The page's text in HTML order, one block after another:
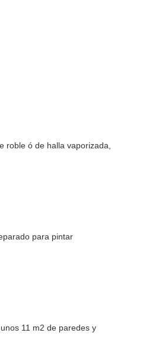
roble ó de halla vaporizada,
para pintar
11 m2 de paredes y